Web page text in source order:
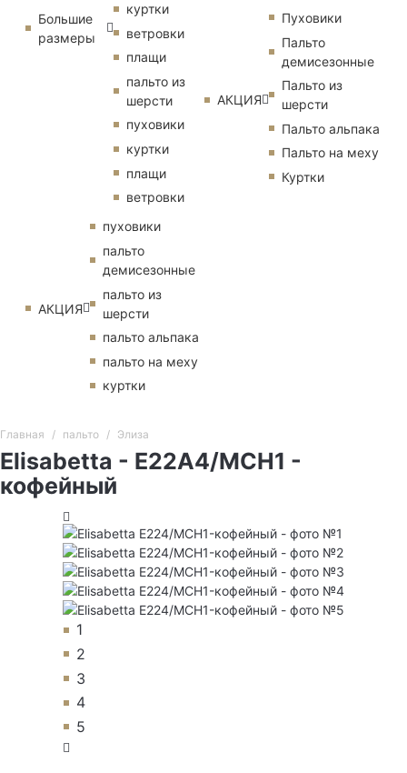
Большие
размеры
куртки
ветровки
плащи
пальто из
шерсти
пуховики
куртки
плащи
ветровки
АКЦИЯ
пуховики
пальто
демисезонные
пальто из
шерсти
пальто альпака
пальто на меху
куртки
АКЦИЯ
Пуховики
Пальто
демисезонные
Пальто из
шерсти
Пальто альпака
Пальто на меху
Куртки
Главная пальто Элиза
Elisabetta - E22A4/MCH1 -
кофейный
1
2
3
4
5